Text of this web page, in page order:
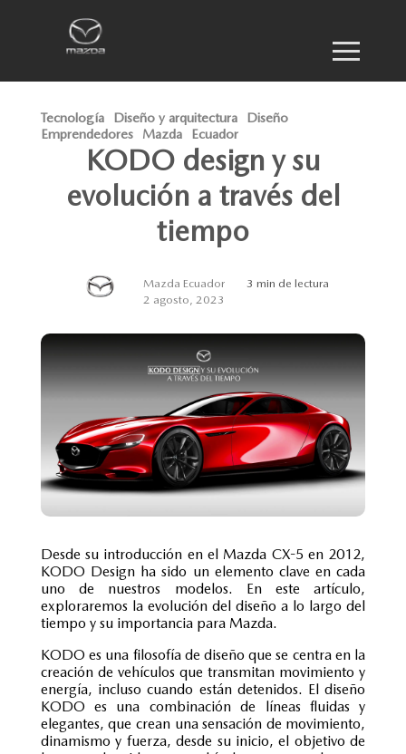
Tecnología Diseño y arquitectura
Diseño
Emprendedores
Mazda Ecuador
KODO design y su
evolución a través del
tiempo
Mazda Ecuador
2 agosto, 2023
3 min de lectura
Desde su introducción en el Mazda CX-5 en 2012,
KODO Design ha sido un elemento clave en cada
uno de nuestros modelos. En este artículo,
exploraremos la evolución del diseño a lo largo del
tiempo y su importancia para Mazda.
KODO es una filosofía de diseño que se centra en la
creación de vehículos que transmitan movimiento y
energía, incluso cuando están detenidos. El diseño
KODO es una combinación de líneas fluidas y
elegantes, que crean una sensación de movimiento,
dinamismo y fuerza, desde su inicio, el objetivo de